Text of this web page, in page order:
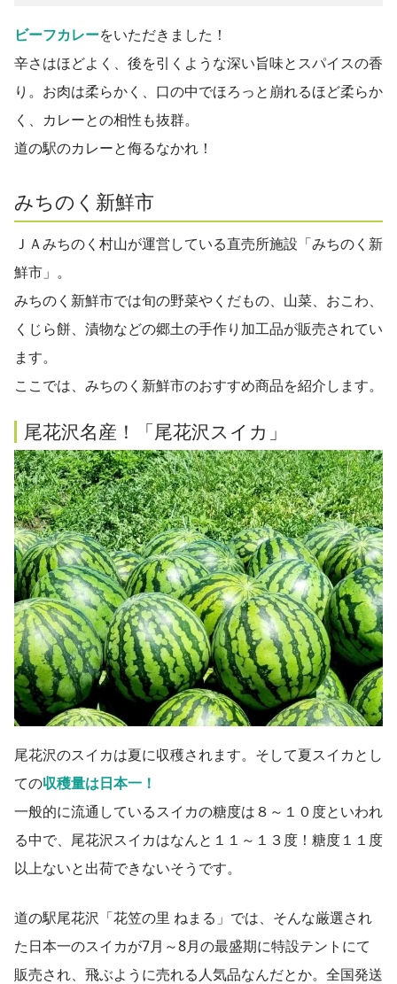
ビーフカレーをいただきました！
辛さはほどよく、後を引くような深い旨味とスパイスの香
り。お肉は柔らかく、口の中でほろっと崩れるほど柔らか
く、カレーとの相性も抜群。
道の駅のカレーと侮るなかれ！
みちのく新鮮市
ＪＡみちのく村山が運営している直売所施設「みちのく新
鮮市」。
みちのく新鮮市では旬の野菜やくだもの、山菜、おこわ、
くじら餅、漬物などの郷土の手作り加工品が販売されてい
ます。
ここでは、みちのく新鮮市のおすすめ商品を紹介します。
尾花沢名産！「尾花沢スイカ」
尾花沢のスイカは夏に収穫されます。そして夏スイカとし
ての収穫量は日本一！
一般的に流通しているスイカの糖度は８～１０度といわれ
る中で、尾花沢スイカはなんと１１～１３度！糖度１１度
以上ないと出荷できないそうです。
道の駅尾花沢「花笠の里 ねまる」では、そんな厳選され
た日本一のスイカが7月～8月の最盛期に特設テントにて
販売され、飛ぶように売れる人気品なんだとか。全国発送